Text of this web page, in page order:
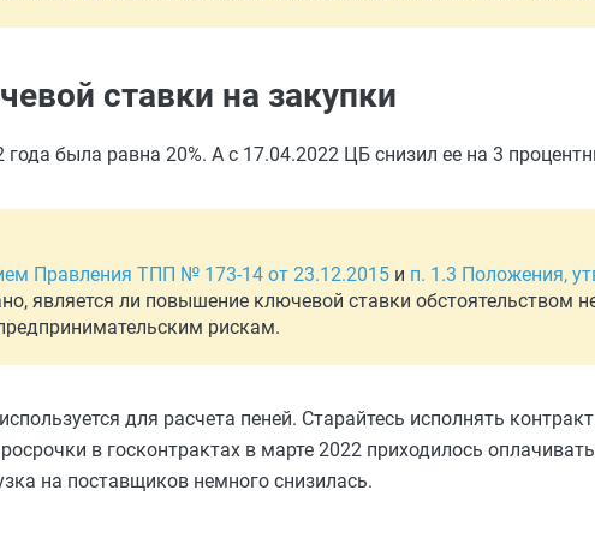
ставки на закупки
была равна 20%. А с 17.04.2022 ЦБ снизил ее на 3
Правления ТПП № 173-14 от 23.12.2015 и п. 1.3 Положения,
является ли повышение ключевой ставки обстоятельством
рискам.
для расчета пеней. Старайтесь исполнять
в госконтрактах в марте 2022 приходилось
на поставщиков немного снизилась.